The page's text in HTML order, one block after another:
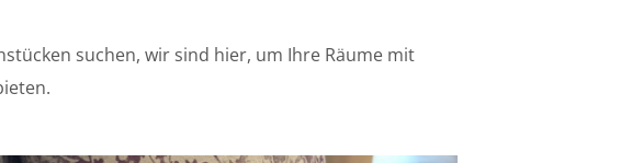
suchen, wir sind hier, um Ihre Räume mit